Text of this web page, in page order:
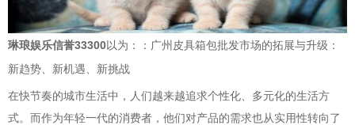
琳琅娱乐信誉33300以为：：广州皮具箱包批发市场的拓展与升级：
新趋势、新机遇、新挑战
在快节奏的城市生活中，人们越来越追求个性化、多元化的生活方
式。而作为年轻一代的消费者，他们对产品的需求也从实用性转向了